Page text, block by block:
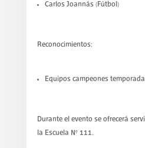
Carlos Joannás (Fútbol)
Reconocimientos:
Equipos campeones
Durante el evento se ofrecerá
la Escuela N° 111.